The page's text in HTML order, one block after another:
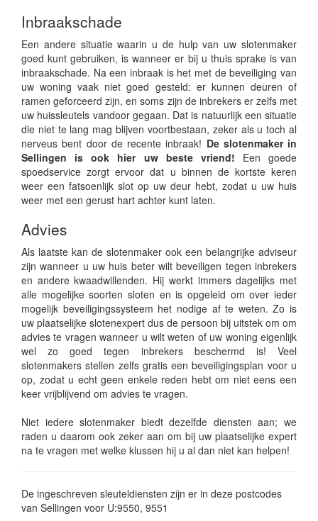
Inbraakschade
Een andere situatie waarin u de hulp van uw slotenmaker
goed kunt gebruiken, is wanneer er bij u thuis sprake is van
inbraakschade. Na een inbraak is het met de beveiliging van
uw woning vaak niet goed gesteld: er kunnen deuren of
ramen geforceerd zijn, en soms zijn de inbrekers er zelfs met
uw huissleutels vandoor gegaan. Dat is natuurlijk een situatie
die niet te lang mag blijven voortbestaan, zeker als u toch al
nerveus bent door de recente inbraak! De slotenmaker in
Sellingen is ook hier uw beste vriend! Een goede
spoedservice zorgt ervoor dat u binnen de kortste keren
weer een fatsoenlijk slot op uw deur hebt, zodat u uw huis
weer met een gerust hart achter kunt laten.
Advies
Als laatste kan de slotenmaker ook een belangrijke adviseur
zijn wanneer u uw huis beter wilt beveiligen tegen inbrekers
en andere kwaadwillenden. Hij werkt immers dagelijks met
alle mogelijke soorten sloten en is opgeleid om over ieder
mogelijk beveiligingssysteem het nodige af te weten. Zo is
uw plaatselijke slotenexpert dus de persoon bij uitstek om om
advies te vragen wanneer u wilt weten of uw woning eigenlijk
wel zo goed tegen inbrekers beschermd is! Veel
slotenmakers stellen zelfs gratis een beveiligingsplan voor u
op, zodat u echt geen enkele reden hebt om niet eens een
keer vrijblijvend om advies te vragen.
Niet iedere slotenmaker biedt dezelfde diensten aan; we
raden u daarom ook zeker aan om bij uw plaatselijke expert
na te vragen met welke klussen hij u al dan niet kan helpen!
De ingeschreven sleuteldiensten zijn er in deze postcodes
van Sellingen voor U:9550, 9551